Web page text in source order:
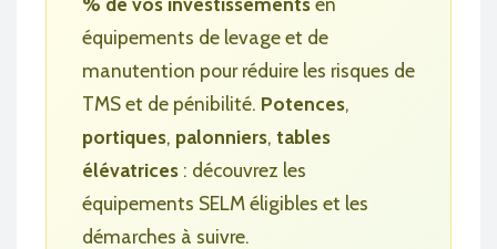
équipements de levage et de
manutention pour réduire les risques de
TMS et de pénibilité. Potences,
portiques, palonniers, tables
élévatrices : découvrez les
équipements SELM éligibles et les
démarches à suivre.